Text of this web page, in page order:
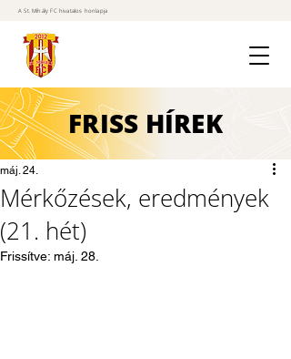
A St. Mihály FC hivatalos honlapja
FRISS HÍREK
Mérkőzések, eredmények
(21. hét)
máj. 24.
Frissítve: máj. 28.